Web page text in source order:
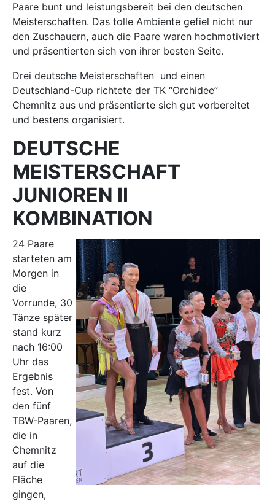
Paare bunt und leistungsbereit bei den deutschen
Meisterschaften. Das tolle Ambiente gefiel nicht nur
den Zuschauern, auch die Paare waren hochmotiviert
und präsentierten sich von ihrer besten Seite.
Drei deutsche Meisterschaften und einen
Deutschland-Cup richtete der TK “Orchidee”
Chemnitz aus und präsentierte sich gut vorbereitet
und bestens organisiert.
DEUTSCHE
MEISTERSCHAFT
JUNIOREN II
KOMBINATION
24 Paare
starteten am
Morgen in
die
Vorrunde, 30
Tänze später
stand kurz
nach 16:00
Uhr das
Ergebnis
fest. Von
den fünf
TBW-Paaren,
die in
Chemnitz
auf die
Fläche
gingen,